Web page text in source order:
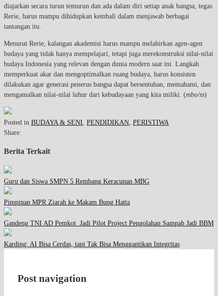
diajarkan secara turun temurun dan ada dalam diri setiap anak bangsa, tegas
Rerie, harus mampu dihidupkan kembali dalam menjawab berbagai
tantangan itu.
Menurut Rerie, kalangan akademisi harus mampu melahirkan agen-agen
budaya yang tidak hanya mempelajari, tetapi juga merekonstruksi nilai-nilai
budaya Indonesia yang relevan dengan dunia modern saat ini. Langkah
memperkuat akar dan mengoptimalkan ruang budaya, harus konsisten
dilakukan agar generasi penerus bangsa dapat bersentuhan, memahami, dan
mengamalkan nilai-nilai luhur dari kebudayaan yang kita miliki. (mbo/ss)
Posted in BUDAYA & SENI PENDIDIKAN PERISTIWA
Share:
Berita Terkait
Guru dan Siswa SMPN 5 Rembang Keracunan MBG
Pimpinan MPR Ziarah ke Makam Bung Hatta
Gandeng TNI AD Pemkot Jadi Pilot Project Pengolahan Sampah Jadi BBM
Karding: AI Bisa Cerdas, tapi Tak Bisa Menggantikan Integritas
Post navigation